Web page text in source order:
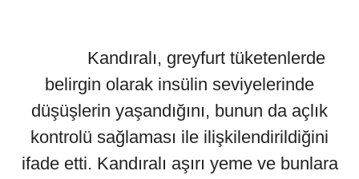
Kandıralı, greyfurt tüketenlerde
belirgin olarak insülin seviyelerinde
düşüşlerin yaşandığını, bunun da açlık
kontrolü sağlaması ile ilişkilendirildiğini
ifade etti. Kandıralı aşırı yeme ve bunlara